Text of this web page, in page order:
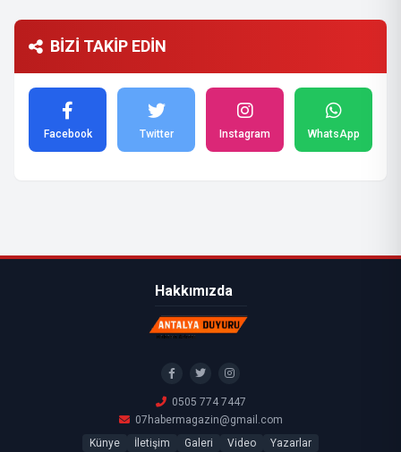
BİZİ TAKİP EDİN
Facebook Twitter Instagram WhatsApp
Hakkımızda
0505 774 7447
07habermagazin@gmail.com
Künye
İletişim Galeri Video Yazarlar